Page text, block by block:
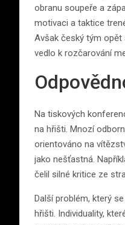
obranu soupeře a
motivaci a taktice
Avšak český tým opět
vedlo k rozčarování
Na tiskových
na hřišti. Mnozí
orientováno na
jako nešťastná.
čelil silné kritice ze
Další problém, který
hřišti. Individuality,